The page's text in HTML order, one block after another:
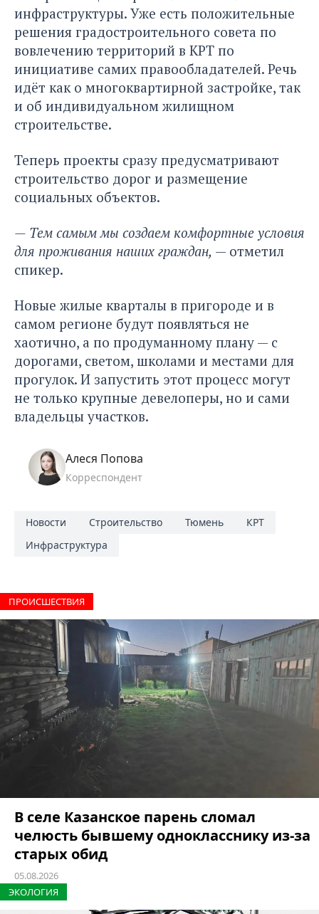
инфраструктуры. Уже есть положительные
решения градостроительного совета по
вовлечению территорий в КРТ по
инициативе самих правообладателей. Речь
идёт как о многоквартирной застройке, так
и об индивидуальном жилищном
строительстве.
Теперь проекты сразу предусматривают
строительство дорог и размещение
социальных объектов.
— Тем самым мы создаем комфортные условия
для проживания наших граждан, — отметил
спикер.
Новые жилые кварталы в пригороде и в
самом регионе будут появляться не
хаотично, а по продуманному плану — с
дорогами, светом, школами и местами для
прогулок. И запустить этот процесс могут
не только крупные девелоперы, но и сами
владельцы участков.
Алеся Попова
Корреспондент
Новости Строительство Тюмень
КРТ
Инфраструктура
ПРОИCШЕСТВИЯ
В селе Казанское парень сломал
челюсть бывшему однокласснику из-за
старых обид
05.08.2026
ЭКОЛОГИЯ